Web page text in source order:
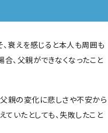
衰えを感じると本人も周囲も
、父親ができなくなったこと
父親の変化に悲しさや不安から
いたとしても、失敗したこと